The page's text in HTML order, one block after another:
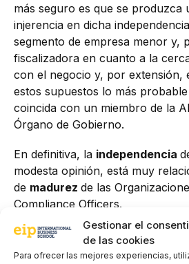
Gestionar el
de las cookies
Para ofrecer las mejores experiencias,
más seguro es que se produzca
injerencia en dicha
segmento de empresa menor y,
fiscalizadora en cuanto a la
con el negocio y, por extensión,
estos supuestos lo más
coincida con un miembro de la
Órgano de Gobierno.
En definitiva, la independencia
modesta opinión, está muy
de madurez de las
Compliance Officers.
Por ello, independencia,
camino…